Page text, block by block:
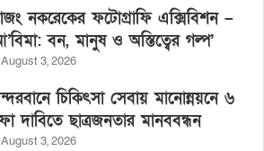
নকরেকের ফটোগ্রাফি এক্সিবিশন –
বন, মানুষ ও অস্তিত্বের গল্প’
August 3, 2026
চিকিৎসা সেবায় মানোন্নয়নে ৬
দাবিতে ছাত্রজনতার মানববন্ধন
August 3, 2026